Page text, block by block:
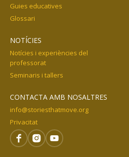
Guies educatives
Glossari
NOTÍCIES
Notícies i experiències del
professorat
Seminaris i tallers
CONTACTA AMB NOSALTRES
info@storiesthatmove.org
Privacitat